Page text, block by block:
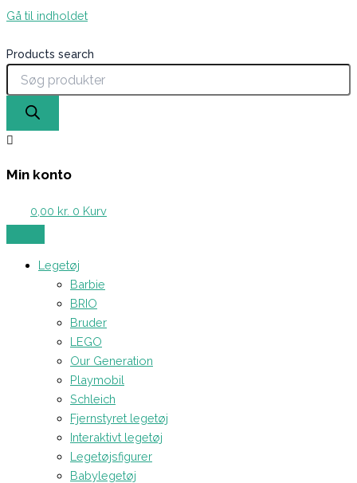
Gå til indholdet
Products search
Min konto
0,00 kr. 0 Kurv
Legetøj
Barbie
BRIO
Bruder
LEGO
Our Generation
Playmobil
Schleich
Fjernstyret legetøj
Interaktivt legetøj
Legetøjsfigurer
Babylegetøj